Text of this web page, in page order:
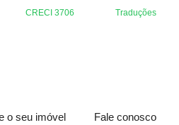
CRECI 3706 Traduções
o seu imóvel Fale conosco